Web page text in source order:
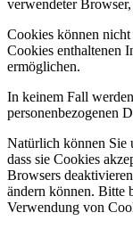
verwendeter
Cookies können
Cookies enthaltenen
ermöglichen.
In keinem Fall
personenbezogenen
Natürlich können Sie
dass sie Cookies
Browsers
ändern können. Bitte
Verwendung von